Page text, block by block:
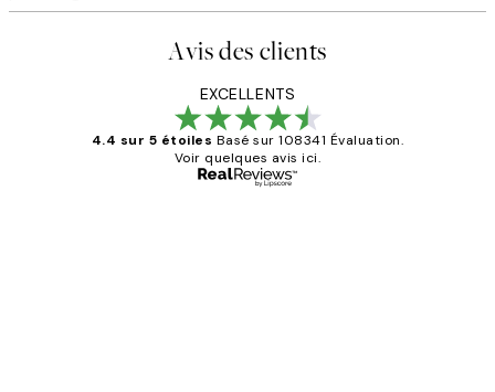
Avis des clients
EXCELLENTS
4.4 sur 5 étoiles Basé sur 108341 Évaluation.
Voir quelques avis ici.